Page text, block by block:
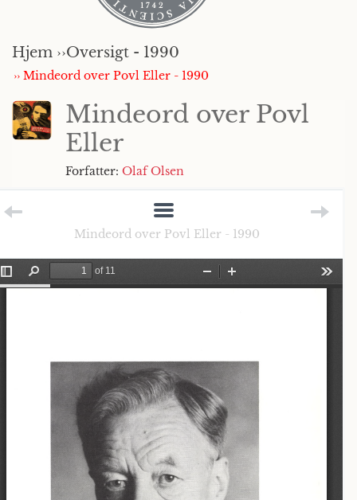
Hjem ››Oversigt - 1990
›› Mindeord over Povl Eller - 1990
Mindeord over Povl
Eller
Forfatter: Olaf Olsen
Mindeord over Povl Eller - 1990